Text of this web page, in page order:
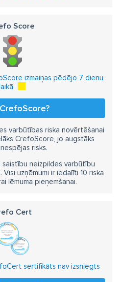
Score
izmaiņas pēdējo 7 dienu
varbūtības riska novērtēšanai
CrefoScore, jo augstāks
risks.
saistību neizpildes varbūtību
Visi uzņēmumi ir iedalīti 10 riska
lēmuma pieņemšanai.
Cert
sertifikāts nav izsniegts